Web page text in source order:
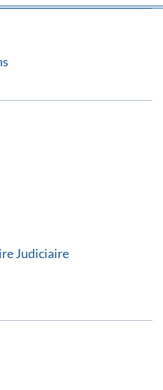
Judiciaire